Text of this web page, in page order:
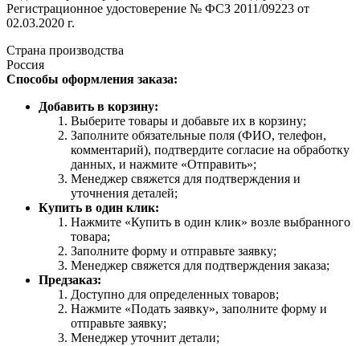
Регистрационное удостоверение № ФСЗ 2011/09223 от
02.03.2020 г.
Страна производства
Россия
Способы оформления заказа:
Добавить в корзину:
Выберите товары и добавьте их в корзину;
Заполните обязательные поля (ФИО, телефон,
комментарий), подтвердите согласие на обработку
данных, и нажмите «Отправить»;
Менеджер свяжется для подтверждения и
уточнения деталей;
Купить в один клик:
Нажмите «Купить в один клик» возле выбранного
товара;
Заполните форму и отправьте заявку;
Менеджер свяжется для подтверждения заказа;
Предзаказ:
Доступно для определенных товаров;
Нажмите «Подать заявку», заполните форму и
отправьте заявку;
Менеджер уточнит детали;